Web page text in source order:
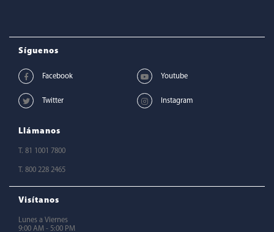
Síguenos
Llámanos
T. 81 1001 7800
T. 800 228 2465
Visítanos
Lunes a Viernes
9:00 AM - 5:00 PM